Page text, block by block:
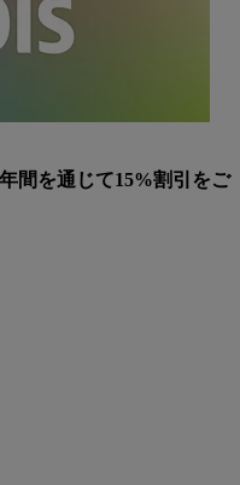
年間を通じて15%割引をご